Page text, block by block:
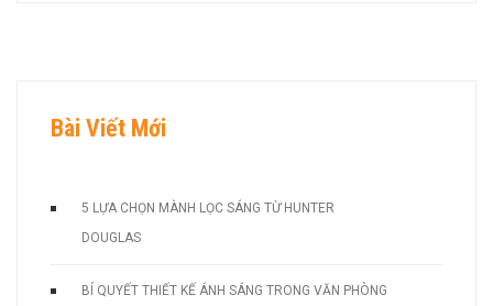
Bài Viết Mới
5 LỰA CHỌN MÀNH LỌC SÁNG TỪ HUNTER
DOUGLAS
BÍ QUYẾT THIẾT KẾ ÁNH SÁNG TRONG VĂN PHÒNG